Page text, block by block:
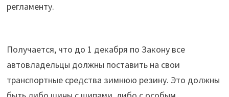
регламенту.
Получается, что до 1 декабря по Закону все
автовладельцы должны поставить на свои
транспортные средства зимнюю резину. Это должны